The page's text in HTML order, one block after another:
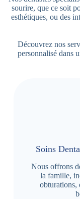
sourire, que ce soit
esthétiques, ou des
Découvrez nos
personnalisé dans
Soins
Nous offrons
la famille,
obturations,